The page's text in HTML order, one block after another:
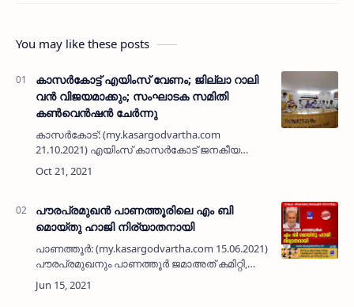
You may like these posts
കാസർകോട്ട് എയിംസ് വേണം; ജില്ലാ റാലി
വൻ വിജയമാക്കും; സംഘാടക സമിതി
കൺവെൻഷൻ ചേർന്നു
കാസർകോട്: (my.kasargodvartha.com
21.10.2021) എയിംസ് കാസർകോട് ജനകീയ
കൂട്ടായ്മയുടെ ജില്ലാ റാലിയുടെ വിജയത്തിന്
വേണ്ടി ജില്ലാ തല സംഘാടക സമിതി രൂപീകരണ
പൗരപ്രമുഖൻ പാണത്തൂരിലെ എം ബി
മൊയ്‌തു ഹാജി നിര്യാതനായി
പാണത്തൂർ: (my.kasargodvartha.com 15.06.2021)
പൗരപ്രമുഖനും പാണത്തൂർ ജമാഅത് കമിറ്റി,
മേഖല കേരള വ്യാപാരി വ്യവസായി ഏകോപന
സമിതി എന്നിവയുടെ പ്രസിഡന്റുമായ എം ബി